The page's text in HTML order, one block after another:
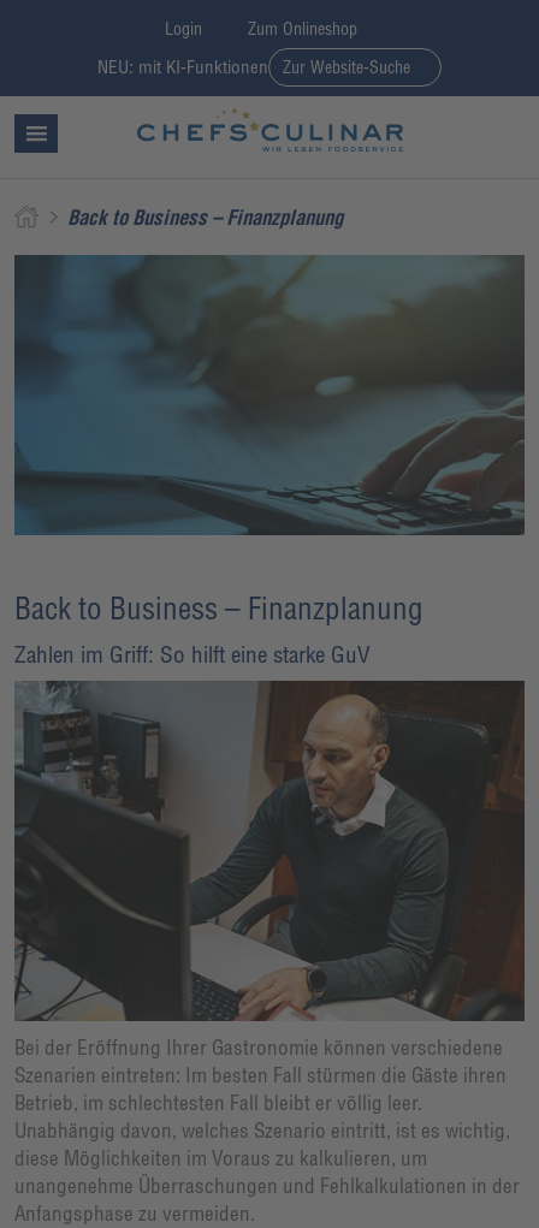
Login Zum Onlineshop
NEU: mit KI-Funktionen Zur Website-Suche
Back to Business – Finanzplanung
Back to Business – Finanzplanung
Zahlen im Griff: So hilft eine starke GuV
Bei der Eröffnung Ihrer Gastronomie können verschiedene
Szenarien eintreten: Im besten Fall stürmen die Gäste ihren
Betrieb, im schlechtesten Fall bleibt er völlig leer.
Unabhängig davon, welches Szenario eintritt, ist es wichtig,
diese Möglichkeiten im Voraus zu kalkulieren, um
unangenehme Überraschungen und Fehlkalkulationen in der
Anfangsphase zu vermeiden.